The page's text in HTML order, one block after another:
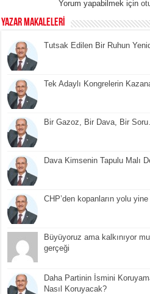
Yorum yapabilmek için
YAZAR MAKALELERİ
Tutsak Edilen Bir Ruhun
Tek Adaylı Kongrelerin
Bir Gazoz, Bir Dava, Bir
Dava Kimsenin Tapulu Malı
CHP’den kopanların yolu
Büyüyoruz ama kalkınıyor
gerçeği
Daha Partinin İsmini
Nasıl Koruyacak?